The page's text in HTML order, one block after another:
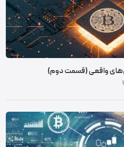
واقعی (قسمت دوم)